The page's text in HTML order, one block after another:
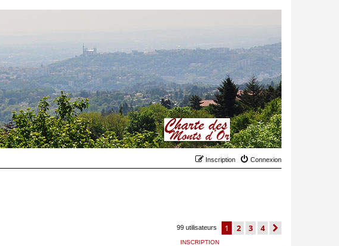
Connexion
Inscription
99 utilisateurs 1 2 3 4
INSCRIPTION